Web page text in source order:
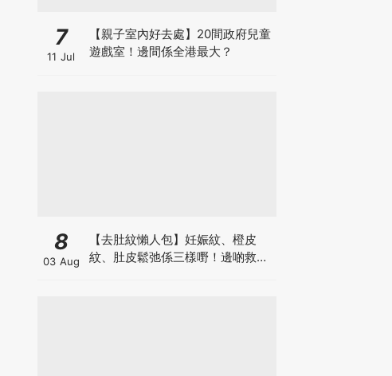
7
11 Jul
【親子室內好去處】20間政府兒童
遊戲室！邊間係全港最大？
8
03 Aug
【去肚紋懶人包】妊娠紋、橙皮
紋、肚皮鬆弛係三樣嘢！邊啲救得